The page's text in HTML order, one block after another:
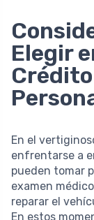
Elegir
En el
enfrentarse a
pueden tomar
examen
reparar el
En estos